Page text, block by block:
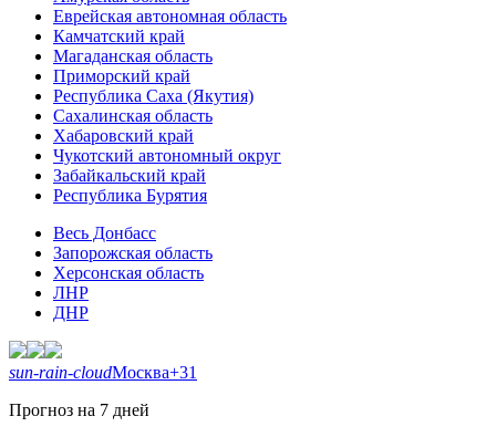
Еврейская автономная область
Камчатский край
Магаданская область
Приморский край
Республика Саха (Якутия)
Сахалинская область
Хабаровский край
Чукотский автономный округ
Забайкальский край
Республика Бурятия
Весь Донбасс
Запорожская область
Херсонская область
ЛНР
ДНР
sun-rain-cloudМосква+31
Прогноз на 7 дней